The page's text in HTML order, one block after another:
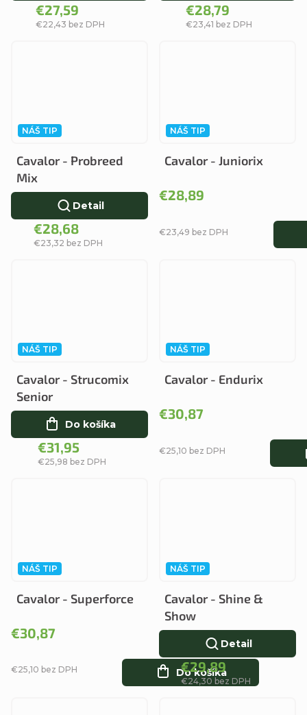
€22,43 bez DPH
€27,59
€23,41 bez DPH
€28,79
NÁŠ TIP
Cavalor - Probreed
Mix
€23,32 bez DPH
€28,68
Detail
NÁŠ TIP
Cavalor - Juniorix
€23,49 bez DPH
€28,89
NÁŠ TIP
Cavalor - Strucomix
Senior
€25,98 bez DPH
€31,95
Do košíka
NÁŠ TIP
Cavalor - Endurix
€25,10 bez DPH
€30,87
NÁŠ TIP
Cavalor - Superforce
€25,10 bez DPH
€30,87
Do košíka
NÁŠ TIP
Cavalor - Shine &
Show
€24,30 bez DPH
€29,89
Detail